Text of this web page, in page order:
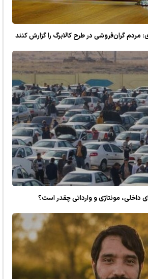
مردم گران‌فروشی در طرح کالابرگ را گزارش کنند
داخلی، مونتاژی و وارداتی چقدر است؟